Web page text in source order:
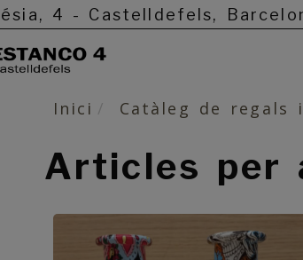
4 - Castelldefels,
Inici Catàleg de regals
Articles per